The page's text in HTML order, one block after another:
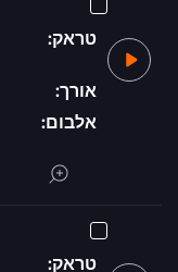
טראק:
אורך:
אלבום:
טראק: